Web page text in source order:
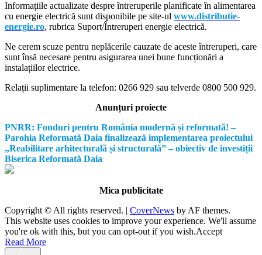
CAS
Informațiile actualizate despre întreruperile planificate în alimentarea
cu energie electrică sunt disponibile pe site-ul www.distributie-
energie.ro, rubrica Suport/Întreruperi energie electrică.
Ne cerem scuze pentru neplăcerile cauzate de aceste întreruperi, care
sunt însă necesare pentru asigurarea unei bune funcționări a
instalațiilor electrice.
Relații suplimentare la telefon: 0266 929 sau telverde 0800 500 929.
Anunțuri proiecte
PNRR: Fonduri pentru România modernă și reformată! –
Parohia Reformată Daia finalizează implementarea proiectului
„Reabilitare arhitecturală și structurală” – obiectiv de investiții
Biserica Reformată Daia
Mica publicitate
Copyright © All rights reserved. | CoverNews by AF themes.
This website uses cookies to improve your experience. We'll assume
you're ok with this, but you can opt-out if you wish.Accept
Read More